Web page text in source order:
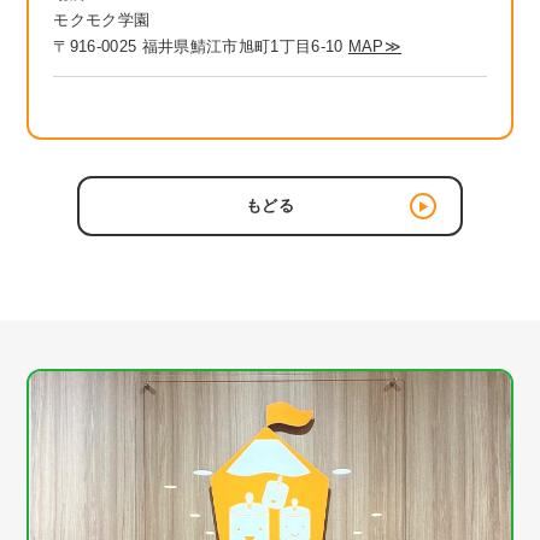
モクモク学園
〒916-0025 福井県鯖江市旭町1丁目6-10 MAP≫
もどる